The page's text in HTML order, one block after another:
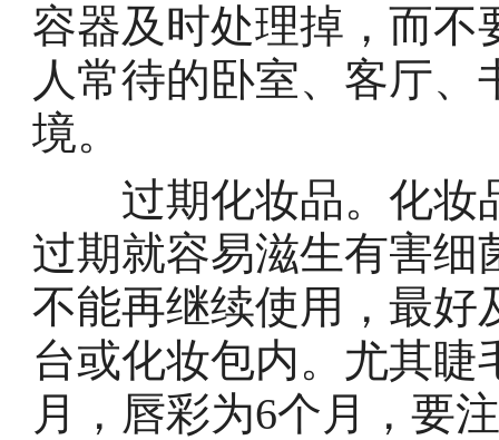
容器及时处理掉，而不
人常待的卧室、客厅
境。
过期化妆品。化妆
过期就容易滋生有害细
不能再继续使用，最好
台或化妆包内。尤其
月，唇彩为6个月，要